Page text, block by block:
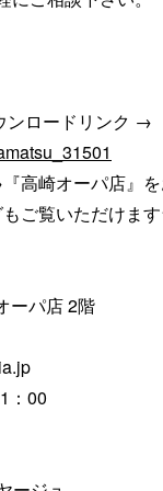
ンロードリンク →
高崎オーパ店』
ご覧いただけま
ーパ店 2階
：00